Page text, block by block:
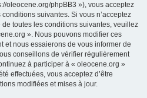
oleocene.org/phpBB3 »), vous acceptez
suivantes. Si vous n’acceptez
toutes les conditions suivantes, veuillez
». Nous pouvons modifier ces
et nous essaierons de vous informer de
conseillons de vérifier régulièrement
à participer à « oleocene.org »
effectuées, vous acceptez d’être
modifiées et mises à jour.